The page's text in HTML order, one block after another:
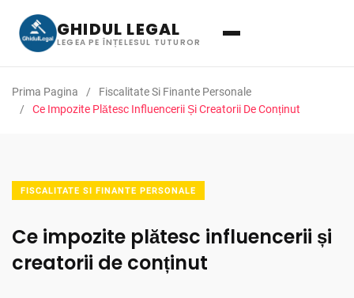
GHIDUL LEGAL
LEGEA PE ÎNȚELESUL TUTUROR
Prima Pagina
Fiscalitate Si Finante Personale
Ce Impozite Plătesc Influencerii Și Creatorii De Conținut
FISCALITATE SI FINANTE PERSONALE
Ce impozite plătesc influencerii și
creatorii de conținut